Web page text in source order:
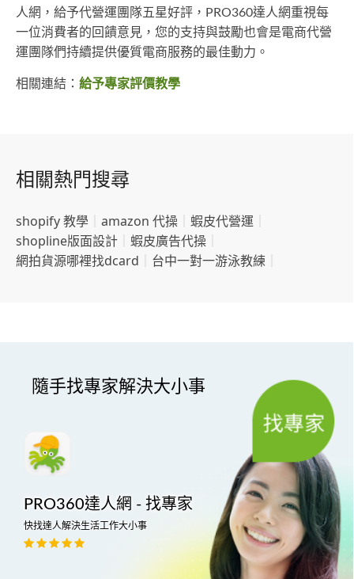
人網，給予代營運團隊五星好評，PRO360達人網重視每
一位消費者的回饋意見，您的支持與鼓勵也會是電商代營
運團隊們持續提供優質電商服務的最佳動力。
相關連結： 給予專家評價教學
相關熱門搜尋
shopify 教學 amazon 代操 蝦皮代營運
shopline版面設計
蝦皮廣告代操
網拍貨源哪裡找dcard
台中一對一游泳教練
隨手找專家解決大小事
PRO360達人網 - 找專家
快找達人解決生活工作大小事